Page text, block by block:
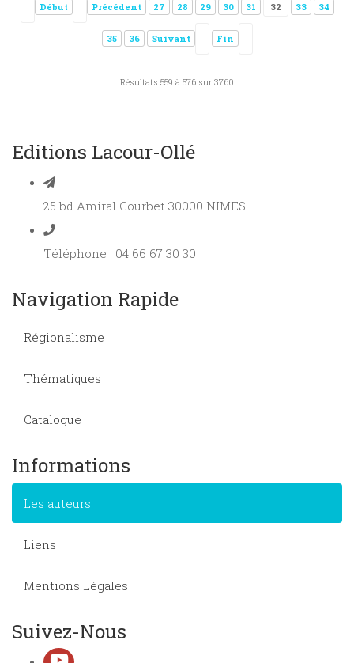
Début Précédent 27 28 29 30 31 32 33 34
35 36 Suivant Fin
Résultats 559 à 576 sur 3760
Editions Lacour-Ollé
25 bd Amiral Courbet 30000 NIMES
Téléphone : 04 66 67 30 30
Navigation Rapide
Régionalisme
Thématiques
Catalogue
Informations
Les auteurs
Liens
Mentions Légales
Suivez-Nous